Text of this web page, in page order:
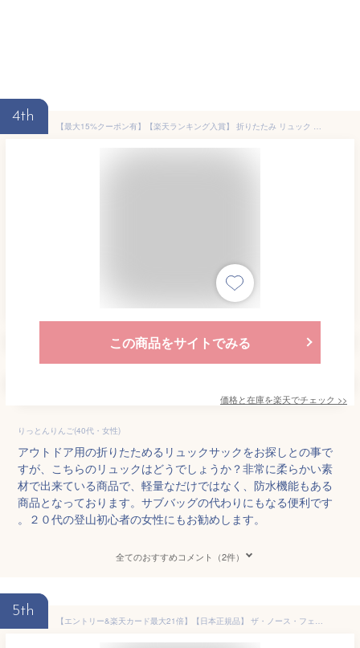
4th
【最大15%クーポン有】【楽天ランキング入賞】 折りたたみ リュック 軽量 【全8色 収納袋付】 大容量 20L 軽い 防水 コンパクト 携帯 買い物 おしゃれ 薄手 バッグパック エコバッグ アウトドア 登山 旅行
この商品をサイトでみる
価格と在庫を楽天でチェック >>
りっとんりんご(40代・女性)
アウトドア用の折りたためるリュックサックをお探しとの事で
すが、こちらのリュックはどうでしょうか？非常に柔らかい素
材で出来ている商品で、軽量なだけではなく、防水機能もある
商品となっております。サブバッグの代わりにもなる便利です
。２０代の登山初心者の女性にもお勧めします。
全てのおすすめコメント（2件）
5th
【エントリー&楽天カード最大21倍】【日本正規品】 ザ・ノース・フェイス ボストンバッグ ボストン ダッフルバッグ リュック 2WAY 旅行 メンズ レディース 大容量 ブランド スポーツ 大きめ 65L 防水 折りたたみ パッカブル THE NORTH FACE BCダッフルM NM82367